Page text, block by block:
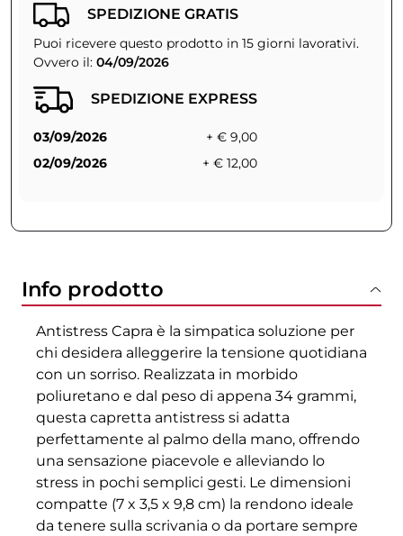
SPEDIZIONE GRATIS
Puoi ricevere questo prodotto in 15 giorni lavorativi.
Ovvero il: 04/09/2026
SPEDIZIONE EXPRESS
03/09/2026
+ € 9,00
02/09/2026
+ € 12,00
Info prodotto
Antistress Capra è la simpatica soluzione per
chi desidera alleggerire la tensione quotidiana
con un sorriso. Realizzata in morbido
poliuretano e dal peso di appena 34 grammi,
questa capretta antistress si adatta
perfettamente al palmo della mano, offrendo
una sensazione piacevole e alleviando lo
stress in pochi semplici gesti. Le dimensioni
compatte (7 x 3,5 x 9,8 cm) la rendono ideale
da tenere sulla scrivania o da portare sempre